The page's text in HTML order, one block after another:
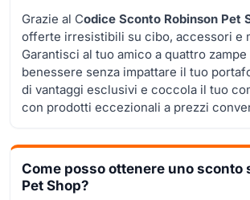
Grazie al Codice Sconto Robinson Pet
offerte irresistibili su cibo, accessori e
Garantisci al tuo amico a quattro
benessere senza impattare il tuo
di vantaggi esclusivi e coccola il tuo
con prodotti eccezionali a prezzi
Come posso ottenere uno sconto
Pet Shop?